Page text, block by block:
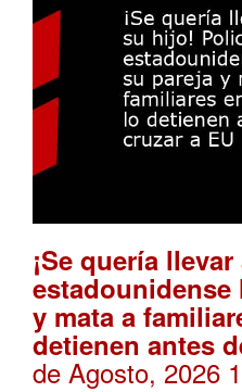
¡Se quería
estadounidense
y mata a
detienen antes
de Agosto, 2026